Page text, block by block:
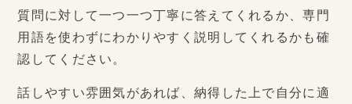
質問に対して一つ一つ丁寧に答えてくれるか、専門
用語を使わずにわかりやすく説明してくれるかも確
認してください。
話しやすい雰囲気があれば、納得した上で自分に適